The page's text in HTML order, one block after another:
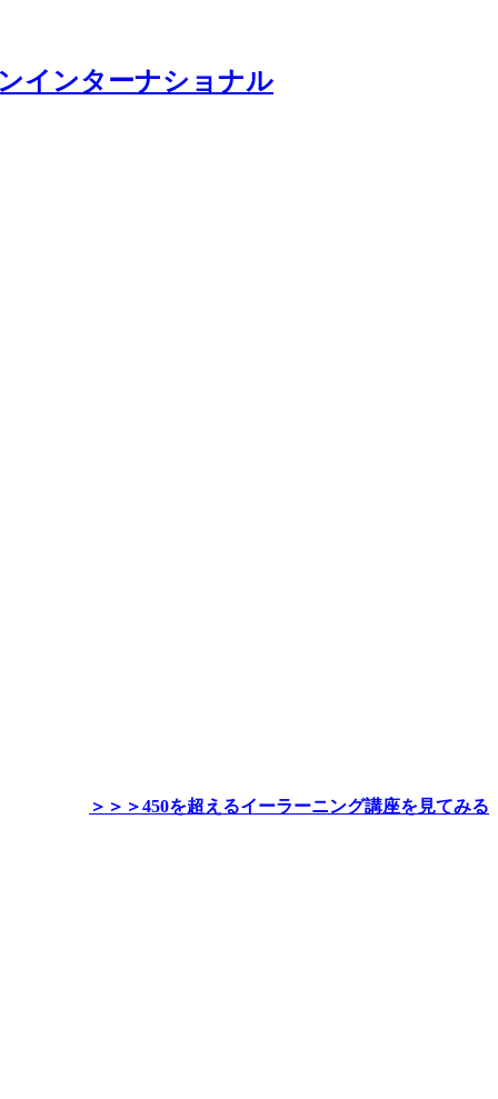
＞＞＞450を超えるイーラーニング講座を見てみる